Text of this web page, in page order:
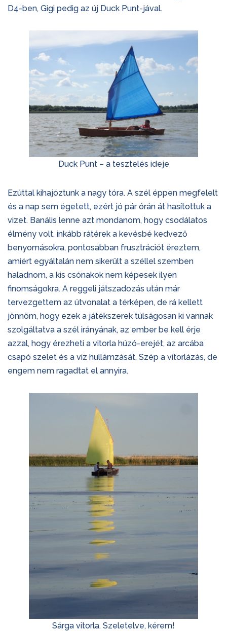
D4-ben, Gigi pedig az új Duck Punt-jával.
Duck Punt – a tesztelés ideje
Ezúttal kihajóztunk a nagy tóra. A szél éppen megfelelt
és a nap sem égetett, ezért jó pár órán át hasítottuk a
vizet. Banális lenne azt mondanom, hogy csodálatos
élmény volt, inkább rátérek a kevésbé kedvező
benyomásokra, pontosabban frusztrációt éreztem,
amiért egyáltalán nem sikerült a széllel szemben
haladnom, a kis csónakok nem képesek ilyen
finomságokra. A reggeli játszadozás után már
tervezgettem az útvonalat a térképen, de rá kellett
jönnöm, hogy ezek a játékszerek túlságosan ki vannak
szolgáltatva a szél irányának, az ember be kell érje
azzal, hogy érezheti a vitorla húzó-erejét, az arcába
csapó szelet és a víz hullámzását. Szép a vitorlázás, de
engem nem ragadtat el annyira.
Sárga vitorla. Szeletelve, kérem!